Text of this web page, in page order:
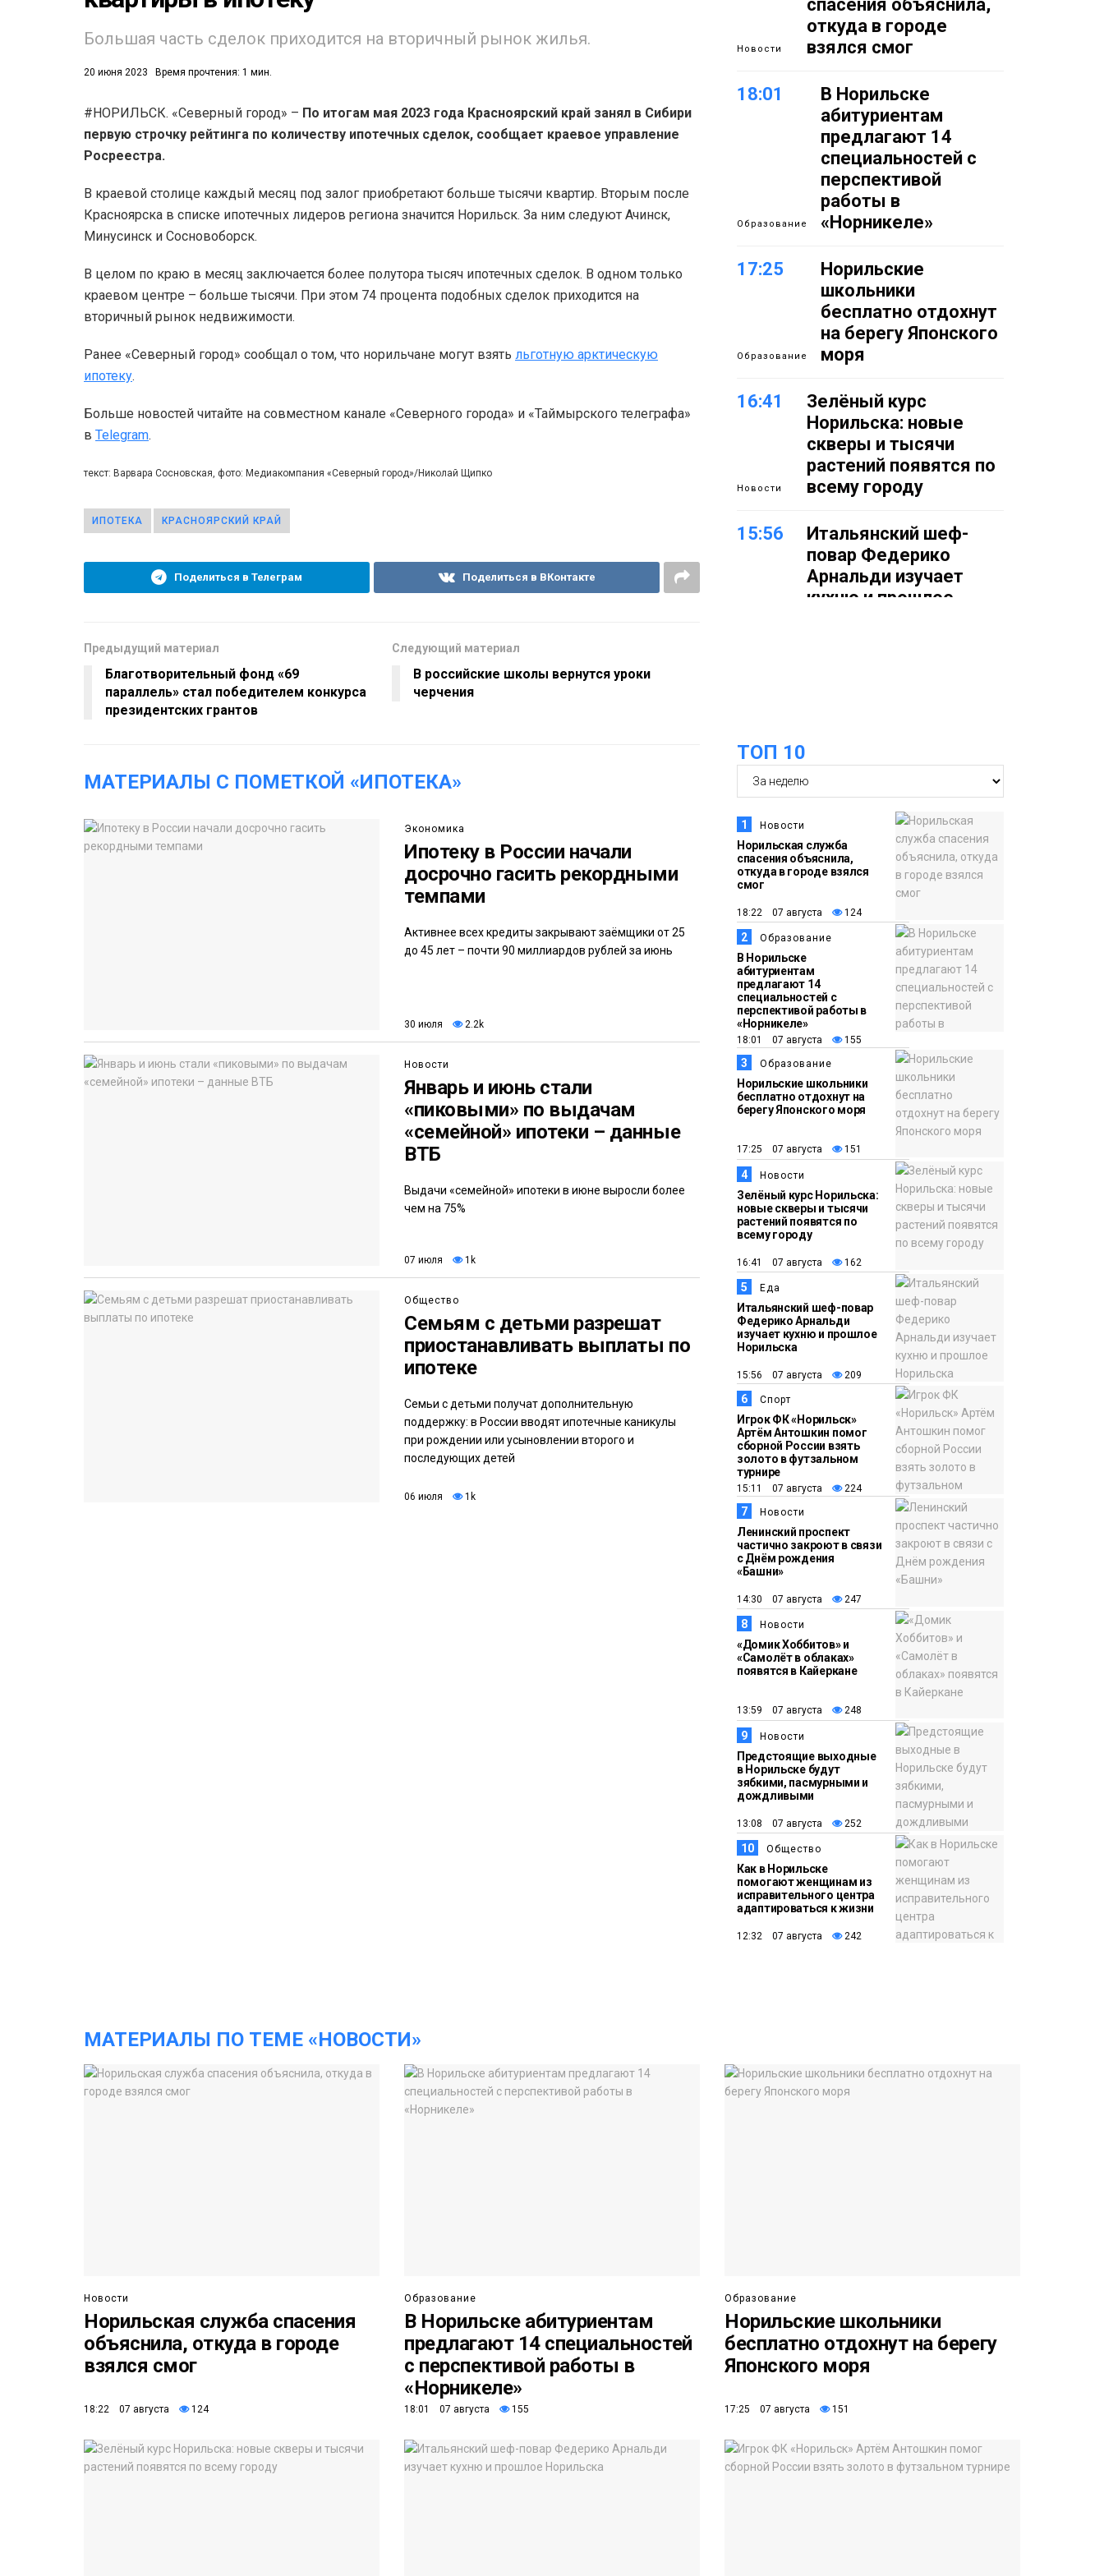
Большая часть сделок приходится на вторичный рынок жилья.
20 июня 2023 Время прочтения: 1 мин.
#НОРИЛЬСК. «Северный город» – По итогам мая 2023 года Красноярский край занял в Сибири
первую строчку рейтинга по количеству ипотечных сделок, сообщает краевое управление
Росреестра.
В краевой столице каждый месяц под залог приобретают больше тысячи квартир. Вторым после
Красноярска в списке ипотечных лидеров региона значится Норильск. За ним следуют Ачинск,
Минусинск и Сосновоборск.
В целом по краю в месяц заключается более полутора тысяч ипотечных сделок. В одном только
краевом центре – больше тысячи. При этом 74 процента подобных сделок приходится на
вторичный рынок недвижимости.
Ранее «Северный город» сообщал о том, что норильчане могут взять льготную арктическую
ипотеку.
Больше новостей читайте на совместном канале «Северного города» и «Таймырского телеграфа»
в Telegram.
текст: Варвара Сосновская, фото: Медиакомпания «Северный город»/Николай Щипко
ИПОТЕКА КРАСНОЯРСКИЙ КРАЙ
Поделиться в Телеграм Поделиться в ВКонтакте
Предыдущий материал
Благотворительный фонд «69
параллель» стал победителем конкурса
президентских грантов
Следующий материал
В российские школы вернутся уроки
черчения
МАТЕРИАЛЫ С ПОМЕТКОЙ «ИПОТЕКА»
Экономика
Ипотеку в России начали
досрочно гасить рекордными
темпами
Активнее всех кредиты закрывают заёмщики от 25
до 45 лет – почти 90 миллиардов рублей за июнь
30 июля 2.2k
Новости
Январь и июнь стали
«пиковыми» по выдачам
«семейной» ипотеки – данные
ВТБ
Выдачи «семейной» ипотеки в июне выросли более
чем на 75%
07 июля 1k
Общество
Семьям с детьми разрешат
приостанавливать выплаты по
ипотеке
Семьи с детьми получат дополнительную
поддержку: в России вводят ипотечные каникулы
при рождении или усыновлении второго и
последующих детей
06 июля 1k
Новости
спасения объяснила,
откуда в городе
взялся смог
18:01
Образование
В Норильске
абитуриентам
предлагают 14
специальностей с
перспективой
работы в
«Норникеле»
17:25
Образование
Норильские
школьники
бесплатно отдохнут
на берегу Японского
моря
16:41
Новости
Зелёный курс
Норильска: новые
скверы и тысячи
растений появятся по
всему городу
15:56
Итальянский шеф-
повар Федерико
Арнальди изучает
кухню и прошлое
Спорт
14:30
Новости
Ленинский проспект
частично закроют в
связи с Днём
рождения «Башни»
13:59
Новости
«Домик Хоббитов» и
«Самолёт в облаках»
появятся в Кайеркане
13:08
Новости
Предстоящие
выходные в
Норильске будут
зябкими, пасмурными
и дождливыми
Общество
Как в Норильске
помогают женщинам
из исправительного
центра
адаптироваться к
жизни
ТОП 10
1 Новости
Норильская служба
спасения объяснила,
откуда в городе взялся
смог
18:22 07 августа 124
2 Образование
В Норильске
абитуриентам
предлагают 14
специальностей с
перспективой работы в
«Норникеле»
18:01 07 августа 155
3 Образование
Норильские школьники
бесплатно отдохнут на
берегу Японского моря
17:25 07 августа 151
4 Новости
Зелёный курс Норильска:
новые скверы и тысячи
растений появятся по
всему городу
16:41 07 августа 162
5 Еда
Итальянский шеф-повар
Федерико Арнальди
изучает кухню и прошлое
Норильска
15:56 07 августа 209
6 Спорт
Игрок ФК «Норильск»
Артём Антошкин помог
сборной России взять
золото в футзальном
турнире
15:11 07 августа 224
7 Новости
Ленинский проспект
частично закроют в связи
с Днём рождения
«Башни»
14:30 07 августа 247
8 Новости
«Домик Хоббитов» и
«Самолёт в облаках»
появятся в Кайеркане
13:59 07 августа 248
9 Новости
Предстоящие выходные
в Норильске будут
зябкими, пасмурными и
дождливыми
13:08 07 августа 252
10 Общество
Как в Норильске
помогают женщинам из
исправительного центра
адаптироваться к жизни
12:32 07 августа 242
МАТЕРИАЛЫ ПО ТЕМЕ «НОВОСТИ»
Новости
Норильская служба спасения
объяснила, откуда в городе
взялся смог
18:22 07 августа 124
Образование
В Норильске абитуриентам
предлагают 14 специальностей
с перспективой работы в
«Норникеле»
18:01 07 августа 155
Образование
Норильские школьники
бесплатно отдохнут на берегу
Японского моря
17:25 07 августа 151